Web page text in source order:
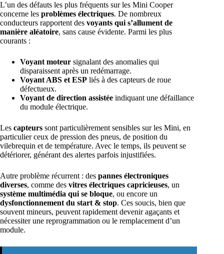
L’un des défauts les plus fréquents sur les Mini Cooper
concerne les problèmes électriques. De nombreux
conducteurs rapportent des voyants qui s’allument de
manière aléatoire, sans cause évidente. Parmi les plus
courants :
Voyant moteur signalant des anomalies qui
disparaissent après un redémarrage.
Voyant ABS et ESP liés à des capteurs de roue
défectueux.
Voyant de direction assistée indiquant une défaillance
du module électrique.
Les capteurs sont particulièrement sensibles sur les Mini, en
particulier ceux de pression des pneus, de position du
vilebrequin et de température. Avec le temps, ils peuvent se
détériorer, générant des alertes parfois injustifiées.
Autre problème récurrent : des pannes électroniques
diverses, comme des vitres électriques capricieuses, un
système multimédia qui se bloque, ou encore un
dysfonctionnement du start & stop. Ces soucis, bien que
souvent mineurs, peuvent rapidement devenir agaçants et
nécessiter une reprogrammation ou le remplacement d’un
module.